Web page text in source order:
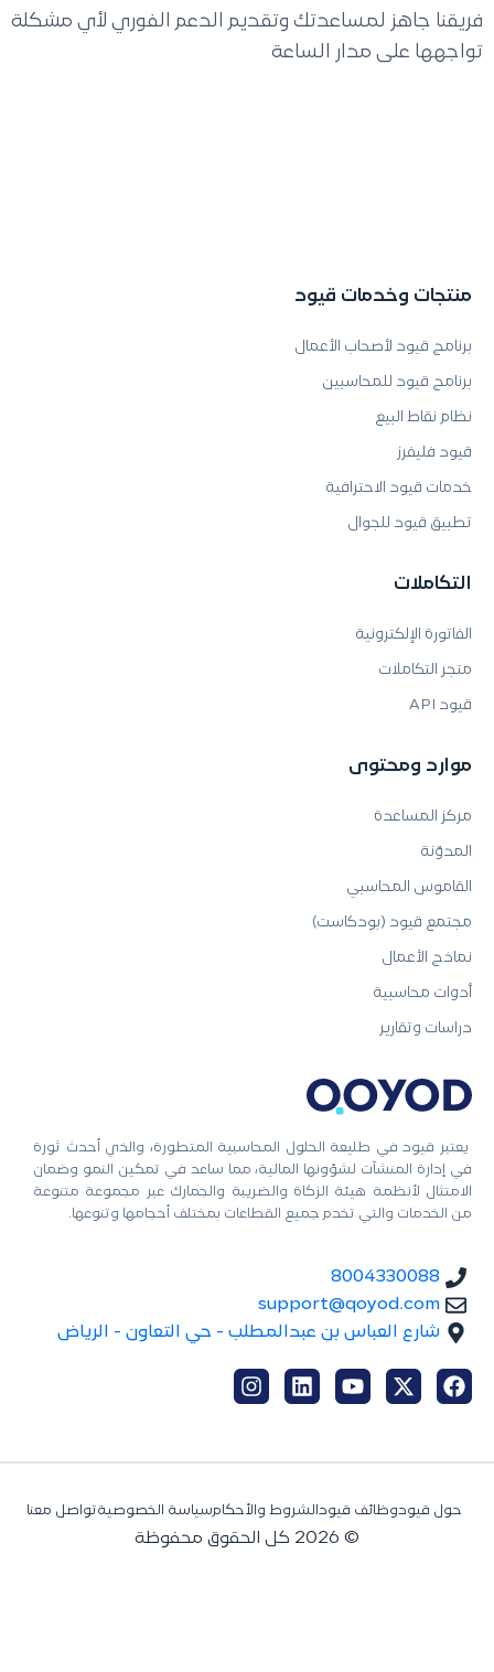
فريقنا جاهز لمساعدتك وتقديم الدعم الفوري لأي مشكلة
تواجهها على مدار الساعة
يعتبر قيود في طليعة الحلول المحاسبية المتطورة، والذي أحدث ثورة
في إدارة المنشآت لشؤونها المالية، مما ساعد في تمكين النمو وضمان
الامتثال لأنظمة هيئة الزكاة والضريبة والجمارك عبر مجموعة متنوعة
من الخدمات والتي تخدم جميع القطاعات بمختلف أحجامها وتنوعها.
8004330088
support@qoyod.com
شارع العباس بن عبدالمطلب - حي التعاون - الرياض
منتجات وخدمات قيود
برنامج قيود لأصحاب الأعمال
برنامج قيود للمحاسبين
نظام نقاط البيع
قيود فليفرز
خدمات قيود الاحترافية
تطبيق قيود للجوال
التكاملات
الفاتورة الإلكترونية
متجر التكاملات
قيود API
موارد ومحتوى
مركز المساعدة
المدوّنة
القاموس المحاسبي
مجتمع قيود (بودكاست)
نماذج الأعمال
أدوات محاسبية
دراسات وتقارير
حول قيودوظائف قيود الشروط والأحكامسياسة الخصوصيةتواصل معنا
© 2026 كل الحقوق محفوظة